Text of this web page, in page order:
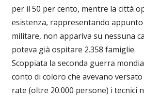
per il 50 per cento, mentre la città
esistenza, rap­presentando
mi­litare, non appariva su nessuna
poteva già ospitare 2.358 famiglie.
Scoppiata la seconda guerra
conto di coloro che avevano
rate (oltre 20.000 persone) i tecnici